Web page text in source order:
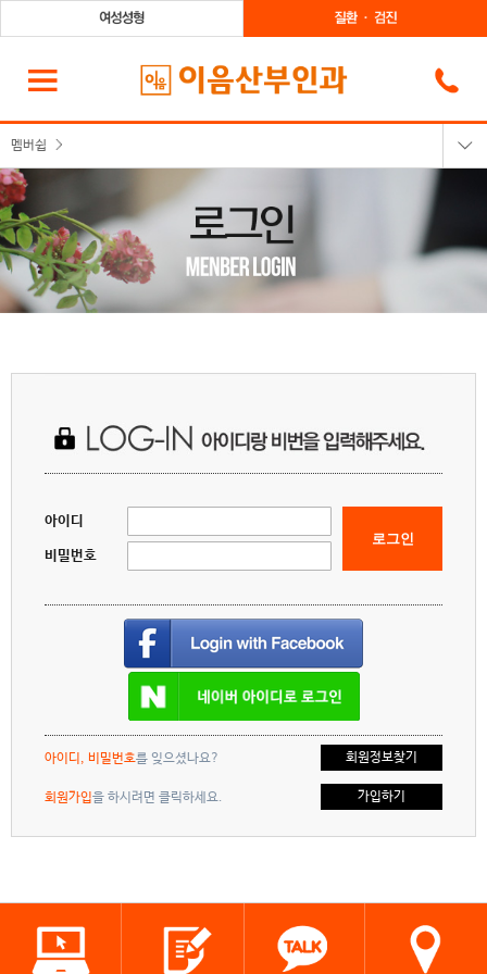
멤버쉽
회원가입
회원정보찾기
아이디
비밀번호
로그인
아이디, 비밀번호를 잊으셨나요? 회원정보찾기
회원가입을 하시려면 클릭하세요. 가입하기